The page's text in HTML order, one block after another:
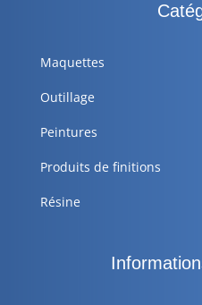
Maquettes
Outillage
Peintures
Produits de finitions
Résine